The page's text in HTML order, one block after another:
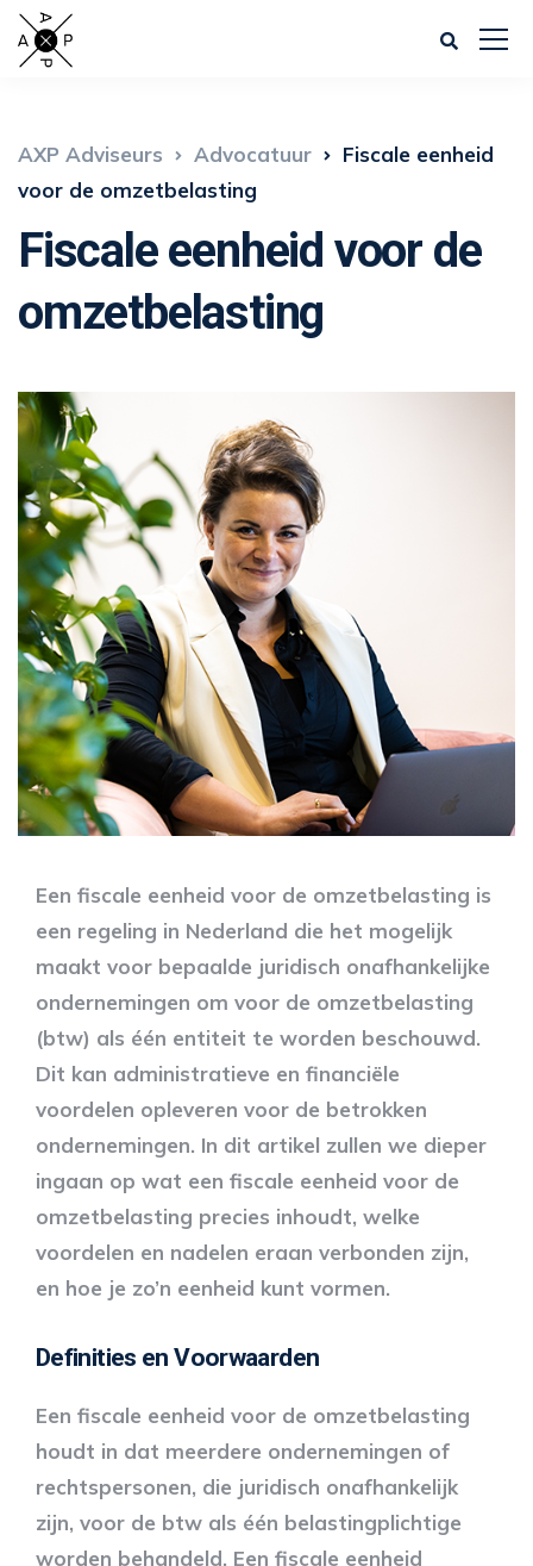
AXP Adviseurs Advocatuur
Fiscale eenheid
voor de omzetbelasting
Fiscale eenheid voor de
omzetbelasting
Een fiscale eenheid voor de omzetbelasting is
een regeling in Nederland die het mogelijk
maakt voor bepaalde juridisch onafhankelijke
ondernemingen om voor de omzetbelasting
(btw) als één entiteit te worden beschouwd.
Dit kan administratieve en financiële
voordelen opleveren voor de betrokken
ondernemingen. In dit artikel zullen we dieper
ingaan op wat een fiscale eenheid voor de
omzetbelasting precies inhoudt, welke
voordelen en nadelen eraan verbonden zijn,
en hoe je zo’n eenheid kunt vormen.
Definities en Voorwaarden
Een fiscale eenheid voor de omzetbelasting
houdt in dat meerdere ondernemingen of
rechtspersonen, die juridisch onafhankelijk
zijn, voor de btw als één belastingplichtige
worden behandeld. Een fiscale eenheid